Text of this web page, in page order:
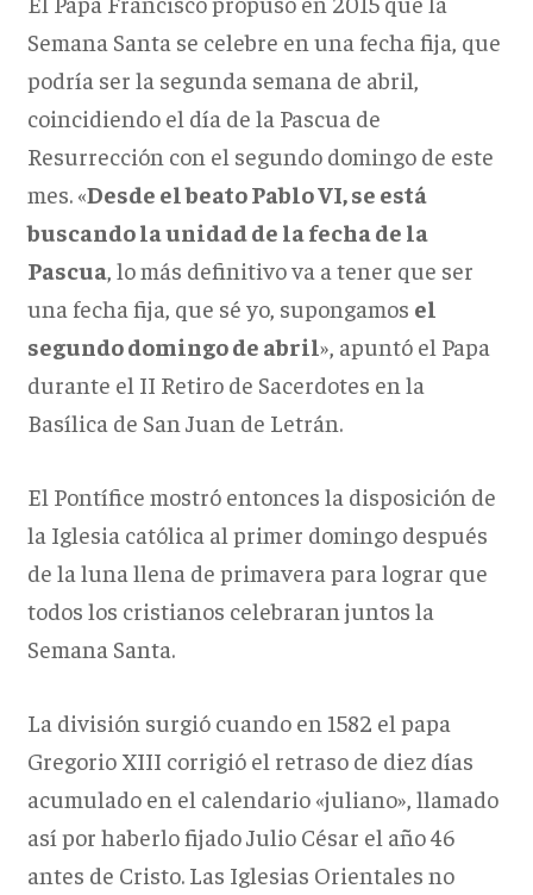
Semana Santa se celebre en una fecha fija, que
podría ser la segunda semana de abril,
coincidiendo el día de la Pascua de
Resurrección con el segundo domingo de este
mes. «Desde el beato Pablo VI, se está
buscando la unidad de la fecha de la
Pascua , lo más definitivo va a tener que ser
una fecha fija, que sé yo, supongamos el
segundo domingo de abril», apuntó el Papa
durante el II Retiro de Sacerdotes en la
Basílica de San Juan de Letrán.
El Pontífice mostró entonces la disposición de
la Iglesia católica al primer domingo después
de la luna llena de primavera para lograr que
todos los cristianos celebraran juntos la
Semana Santa.
La división surgió cuando en 1582 el papa
Gregorio XIII corrigió el retraso de diez días
acumulado en el calendario «juliano», llamado
así por haberlo fijado Julio César el año 46
antes de Cristo. Las Iglesias Orientales no